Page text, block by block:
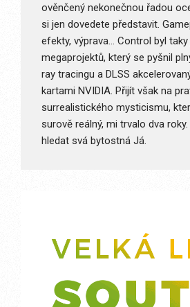
ověnčený nekonečnou řadou
si jen dovedete představit.
efekty, výprava… Control byl
megaprojektů, který se pyšnil
ray tracingu a DLSS
kartami NVIDIA. Přijít však na
surrealistického mysticismu,
surově reálný, mi trvalo dva
hledat svá bytostná Já.